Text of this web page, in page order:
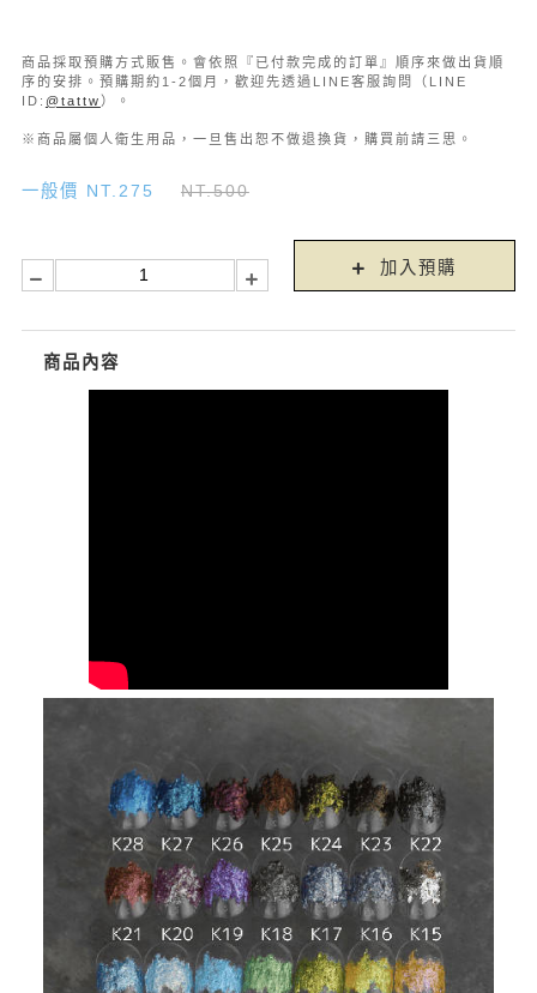
商品採取預購方式販售。會依照『已付款完成的訂單』順序來做出貨順
序的安排。預購期約1-2個月，歡迎先透過LINE客服詢問（LINE
ID: @tattw ）。
※商品屬個人衛生用品，一旦售出恕不做退換貨，購買前請三思。
一般價 NT.275 NT.500
加入預購
商品內容